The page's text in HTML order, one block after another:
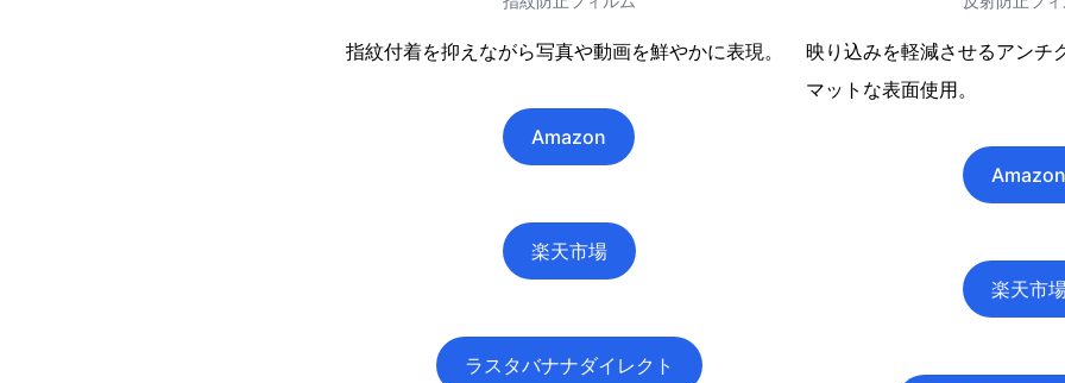
指紋付着を抑えながら写真や動画を鮮やかに表現。
Amazon
楽天市場
ラスタバナナダイレクト
映り込みを軽減させるアンチ
マットな表面使用。
Amazon
楽天市